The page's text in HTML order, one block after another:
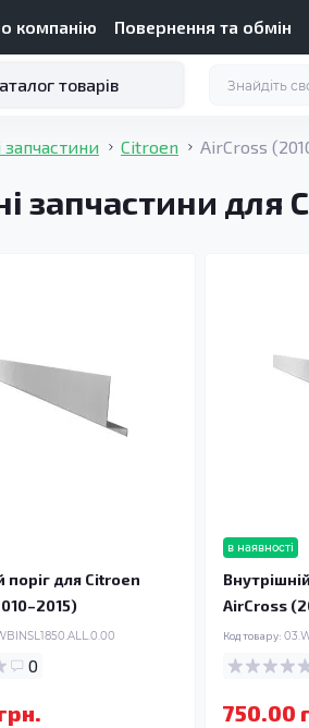
компанію Повернення та обмін
товарів
запчастини Citroen AirCross
запчастини для
поріг для Citroen
0
в наявності
AirCross
Код товару:
750.00